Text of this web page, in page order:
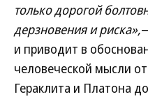
только дорогой
дерзновения и риска»,
и приводит в
человеческой мысли
Гераклита и Платона